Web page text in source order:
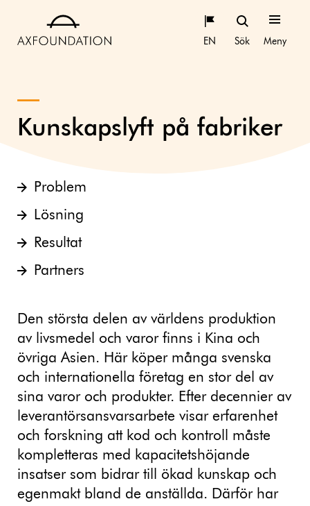
EN Sök Meny
Kunskapslyft på fabriker
Problem
Lösning
Resultat
Partners
Den största delen av världens produktion
av livsmedel och varor finns i Kina och
övriga Asien. Här köper många svenska
och internationella företag en stor del av
sina varor och produkter. Efter decennier av
leverantörsansvarsarbete visar erfarenhet
och forskning att kod och kontroll måste
kompletteras med kapacitetshöjande
insatser som bidrar till ökad kunskap och
egenmakt bland de anställda. Därför har